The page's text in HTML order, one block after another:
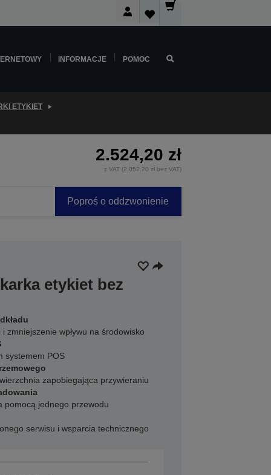
INFORMACJE POMOC
ETYKIET
2.524,20 zł
z VAT (2.052,20 zł bez VAT)
Poproś o oddzwonienie
etykiet bez
zmniejszenie wpływu na środowisko
systemem POS
zapobiegająca przywieraniu
pomocą jednego przewodu
serwisu i wsparcia technicznego